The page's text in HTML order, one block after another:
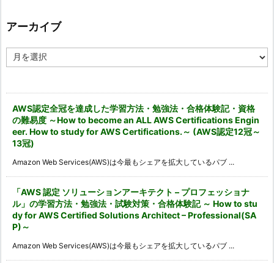
ー
アーカイブ
ー
AWS認定全冠を達成した学習方法・勉強法・合格体験記・資格
の難易度 ～How to become an ALL AWS Certifications Engin
eer. How to study for AWS Certifications.～ (AWS認定12冠～
13冠)
Amazon Web Services(AWS)は今最もシェアを拡大しているパブ ...
「AWS 認定 ソリューションアーキテクト – プロフェッショナ
ル」の学習方法・勉強法・試験対策・合格体験記 ～ How to stu
dy for AWS Certified Solutions Architect – Professional(SA
P)～
Amazon Web Services(AWS)は今最もシェアを拡大しているパブ ...